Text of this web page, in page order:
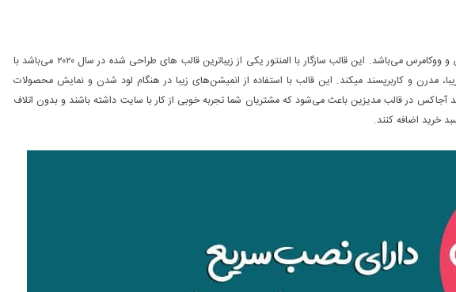
قالب Medizin یکی از قالب‌های بروز فروشگاهی وردپرس و ووکامرس می‌باشد. این قالب سازگار با المنتور یکی از زیباترین قالب های طراحی شده در سال ۲۰۲۰ می‌باشد با
مدرن و کاربرپسند میکند. این قالب با استفاده از انمیشن‌های زیبا در هنگام لود شدن و نمایش محصولات
در قالب مدیزین باعث می‌شود که مشتریان شما تجربه خوبی از کار با سایت داشته باشند و بدون اتلاف
خرید اضافه کنند.